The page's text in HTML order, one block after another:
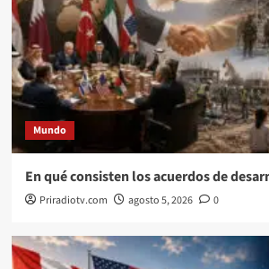
Mundo
En qué consisten los acuerdos de
Priradiotv.com agosto 5, 2026 0